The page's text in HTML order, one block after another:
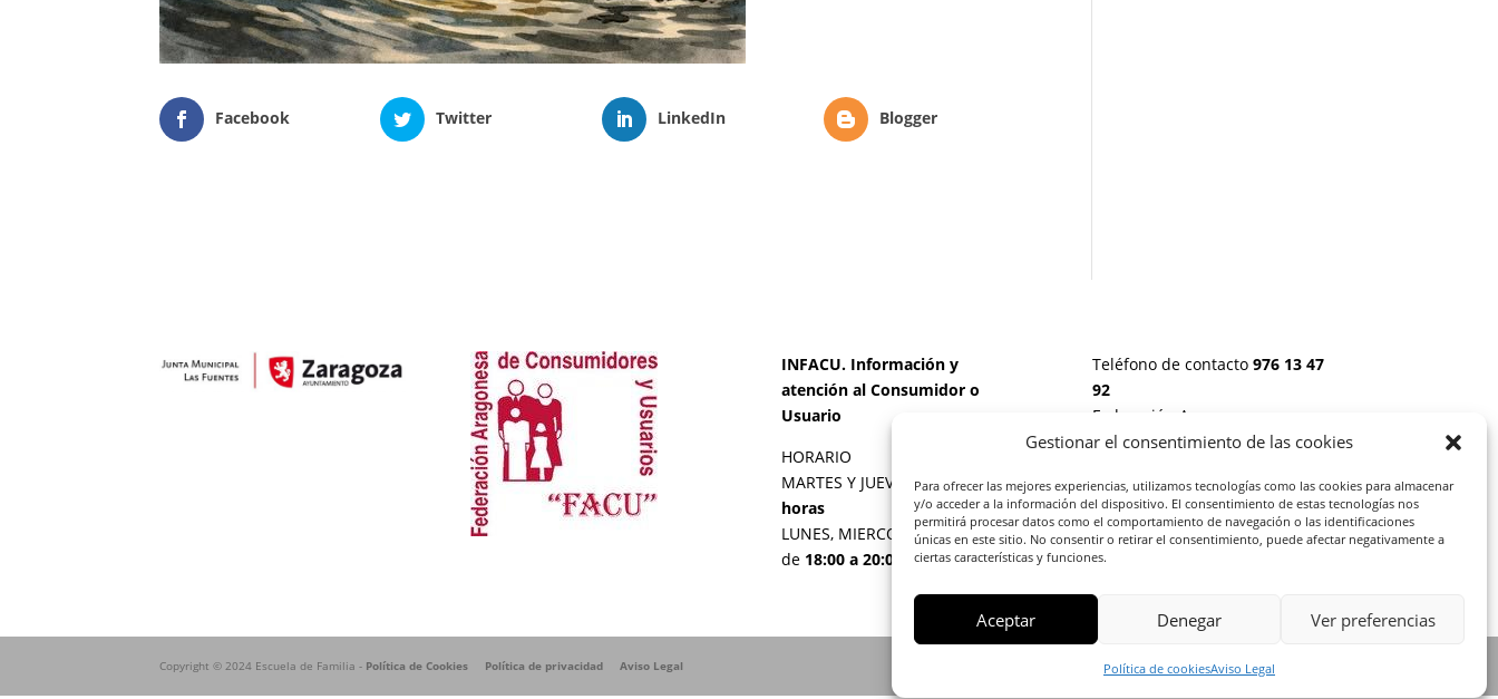
Gestionar el consentimiento de las cookies
Para ofrecer las mejores experiencias, utilizamos tecnologías como las cookies para almacenar
y/o acceder a la información del dispositivo. El consentimiento de estas tecnologías nos
permitirá procesar datos como el comportamiento de navegación o las identificaciones
únicas en este sitio. No consentir o retirar el consentimiento, puede afectar negativamente a
ciertas características y funciones.
Aceptar Denegar Ver preferencias
Política de cookiesAviso Legal
Facebook Twitter LinkedIn Blogger
INFACU. Información y
atención al Consumidor o
Usuario
HORARIO
MARTES Y JUEVES de17:00 a 20
horas
LUNES, MIERCOLES Y VIERNES:
de 18:00 a 20:00 horas
Teléfono de contacto 976 13 47
92
Federación Aragonesa
Consumidores y Usuarios. FACU,
Copyright © 2024 Escuela de Familia - Política de Cookies Política de privacidad Aviso Legal